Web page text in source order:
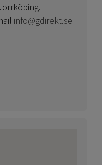
info@gdirekt.se